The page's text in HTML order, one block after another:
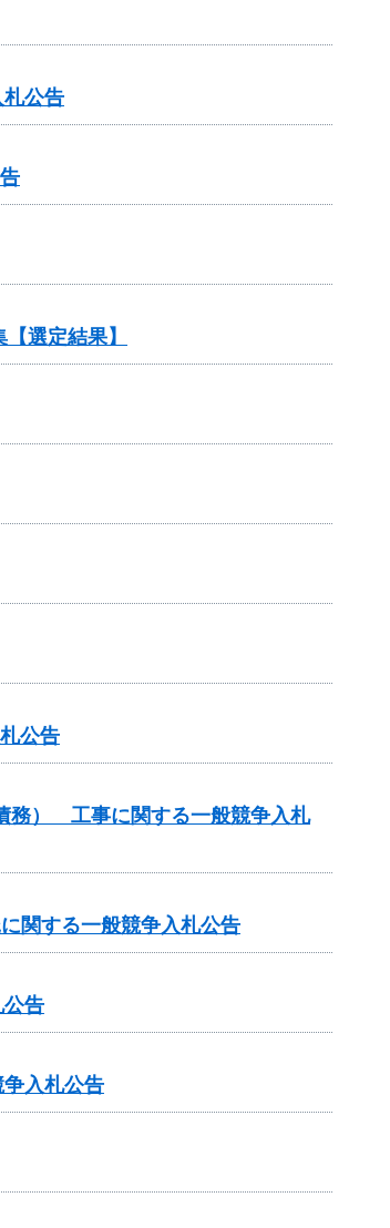
公告
選定結果】
公告
務） 工事に関する一般競争入札
関する一般競争入札公告
告
入札公告